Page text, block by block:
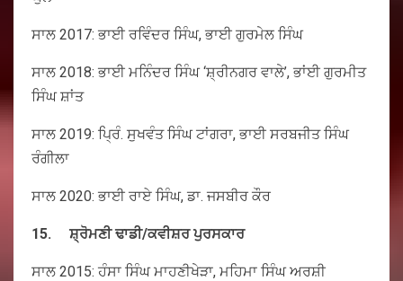
ਸਾਲ 2017: ਭਾਈ ਰਵਿੰਦਰ ਸਿੰਘ, ਭਾਈ ਗੁਰਮੇਲ ਸਿੰਘ
ਸਾਲ 2018: ਭਾਈ ਮਨਿੰਦਰ ਸਿੰਘ ‘ਸ਼੍ਰੀਨਗਰ ਵਾਲੇ’, ਭਾਂਈ ਗੁਰਮੀਤ
ਸਿੰਘ ਸ਼ਾਂਤ
ਸਾਲ 2019: ਪ੍ਰਿੰ. ਸੁਖਵੰਤ ਸਿੰਘ ਟਾਂਗਰਾ, ਭਾਈ ਸਰਬਜੀਤ ਸਿੰਘ
ਰੰਗੀਲਾ
ਸਾਲ 2020: ਭਾਈ ਰਾਏ ਸਿੰਘ, ਡਾ. ਜਸਬੀਰ ਕੌਰ
15. ਸ਼੍ਰੋਮਣੀ ਢਾਡੀ/ਕਵੀਸ਼ਰ ਪੁਰਸਕਾਰ
ਸਾਲ 2015: ਹੰਸਾ ਸਿੰਘ ਮਾਹਣੀਖੇੜਾ, ਮਹਿਮਾ ਸਿੰਘ ਅਰਸ਼ੀ